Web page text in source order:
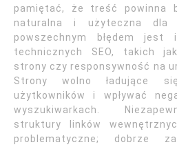
pamiętać, że treść powinna
naturalna i użyteczna dla
powszechnym błędem jest
technicznych SEO, takich
strony czy responsywność na
Strony wolno ładujące
użytkowników i wpływać
wyszukiwarkach.
struktury linków
problematyczne; dobrze